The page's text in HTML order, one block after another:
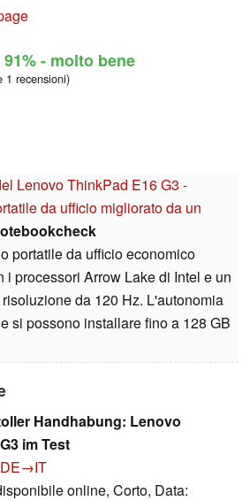
91%- molto bene
1 recensioni)
Lenovo ThinkPad E16 G3 -
da ufficio migliorato da un
portatile da ufficio economico
i processori Arrow Lake di Intel e un
da 120 Hz. L'autonomia
si possono installare fino a 128 GB
Handhabung: Lenovo
im Test
DE→IT
online, Corto, Data: